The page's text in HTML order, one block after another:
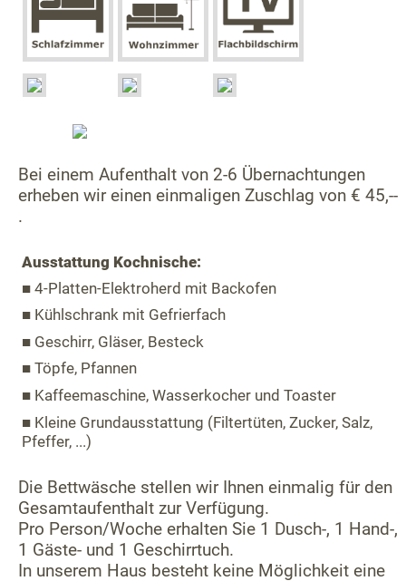
Bei einem Aufenthalt von 2-6 Übernachtungen
erheben wir einen einmaligen Zuschlag von € 45,--
.
Ausstattung Kochnische:
■ 4-Platten-Elektroherd mit Backofen
■ Kühlschrank mit Gefrierfach
■ Geschirr, Gläser, Besteck
■ Töpfe, Pfannen
■ Kaffeemaschine, Wasserkocher und Toaster
■ Kleine Grundausstattung (Filtertüten, Zucker, Salz,
Pfeffer, ...)
Die Bettwäsche stellen wir Ihnen einmalig für den
Gesamtaufenthalt zur Verfügung.
Pro Person/Woche erhalten Sie 1 Dusch-, 1 Hand-,
1 Gäste- und 1 Geschirrtuch.
In unserem Haus besteht keine Möglichkeit eine